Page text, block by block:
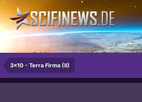
...empfohlen von Dr. Prof. Prügelpeitsch
3x10 - Terra Firma (II)